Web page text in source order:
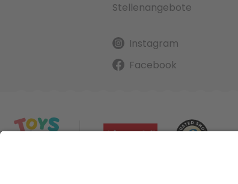
Stellenangebote
Instagram
Facebook